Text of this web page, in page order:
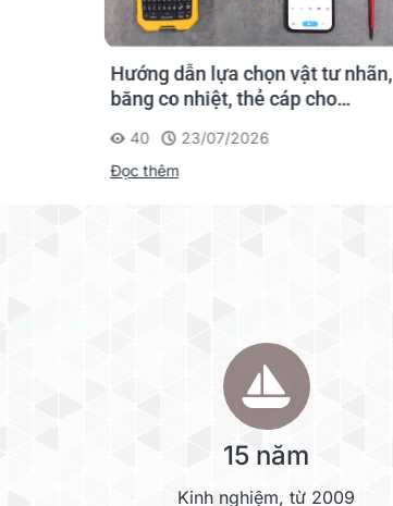
Hướng dẫn lựa chọn vật tư nhãn,
băng co nhiệt, thẻ cáp cho
40
23/07/2026
Đọc thêm
15 năm
Kinh nghiệm, từ 2009